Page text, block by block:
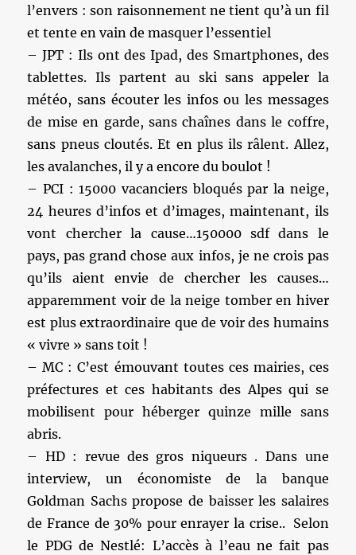
l’envers : son raisonnement ne tient qu’à un fil
et tente en vain de masquer l’essentiel
– JPT : Ils ont des Ipad, des Smartphones, des
tablettes. Ils partent au ski sans appeler la
météo, sans écouter les infos ou les messages
de mise en garde, sans chaînes dans le coffre,
sans pneus cloutés. Et en plus ils râlent. Allez,
les avalanches, il y a encore du boulot !
– PCI : 15000 vacanciers bloqués par la neige,
24 heures d’infos et d’images, maintenant, ils
vont chercher la cause…150000 sdf dans le
pays, pas grand chose aux infos, je ne crois pas
qu’ils aient envie de chercher les causes…
apparemment voir de la neige tomber en hiver
est plus extraordinaire que de voir des humains
« vivre » sans toit !
– MC : C’est émouvant toutes ces mairies, ces
préfectures et ces habitants des Alpes qui se
mobilisent pour héberger quinze mille sans
abris.
– HD : revue des gros niqueurs . Dans une
interview, un économiste de la banque
Goldman Sachs propose de baisser les salaires
de France de 30% pour enrayer la crise.. Selon
le PDG de Nestlé: L’accès à l’eau ne fait pas